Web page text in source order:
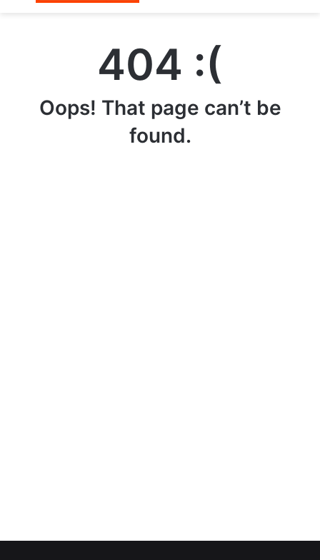
404 :(
Oops! That page can’t be
found.